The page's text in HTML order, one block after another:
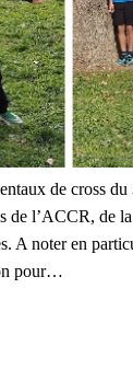
de cross
de l’ACCR, de
A noter en
pour…